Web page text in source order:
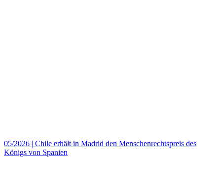
05/2026 | Chile erhält in Madrid den Menschenrechtspreis des
Königs von Spanien